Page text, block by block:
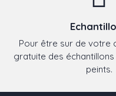
Pour être sur de votre
gratuite des
peints.